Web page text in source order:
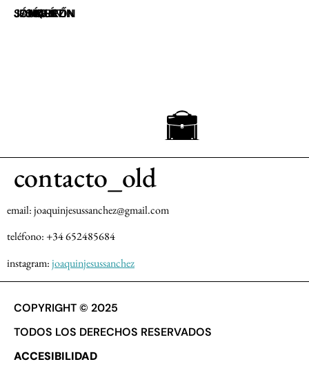
JOAQUÍN JESÚS SÁNCHEZ
UN MALETÍN MARRÓN
contacto_old
email: joaquinjesussanchez@gmail.com
teléfono: +34 652485684
instagram:joaquinjesussanchez
COPYRIGHT © 2025
TODOS LOS DERECHOS RESERVADOS
ACCESIBILIDAD